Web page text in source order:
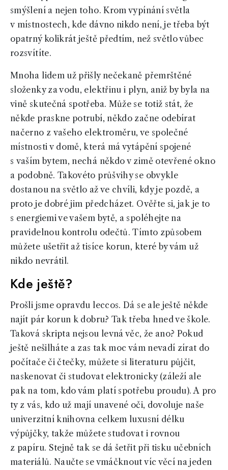
smýšlení a nejen toho. Krom vypínání světla
v místnostech, kde dávno nikdo není, je třeba být
opatrný kolikrát ještě předtím, než světlo vůbec
rozsvítíte.
Mnoha lidem už přišly nečekaně přemrštěné
složenky za vodu, elektřinu i plyn, aniž by byla na
vině skutečná spotřeba. Může se totiž stát, že
někde praskne potrubí, někdo začne odebírat
načerno z vašeho elektroměru, ve společné
místnosti v domě, která má vytápění spojené
s vaším bytem, nechá někdo v zimě otevřené okno
a podobně. Takovéto průšvihy se obvykle
dostanou na světlo až ve chvíli, kdy je pozdě, a
proto je dobré jim předcházet. Ověřte si, jak je to
s energiemi ve vašem bytě, a spoléhejte na
pravidelnou kontrolu odečtů. Tímto způsobem
můžete ušetřit až tisíce korun, které by vám už
nikdo nevrátil.
Kde ještě?
Prošli jsme opravdu leccos. Dá se ale ještě někde
najít pár korun k dobru? Tak třeba hned ve škole.
Taková skripta nejsou levná věc, že ano? Pokud
ještě nešilháte a zas tak moc vám nevadí zírat do
počítače či čtečky, můžete si literaturu půjčit,
naskenovat či studovat elektronicky (záleží ale
pak na tom, kdo vám platí spotřebu proudu). A pro
ty z vás, kdo už mají unavené oči, dovoluje naše
univerzitní knihovna celkem luxusní délku
výpůjčky, takže můžete studovat i rovnou
z papíru. Stejně tak se dá šetřit při tisku učebních
materiálů. Naučte se vmáčknout víc věcí na jeden